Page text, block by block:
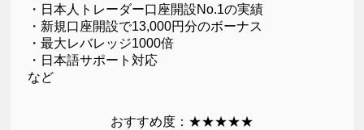
・日本人トレーダー口座開設No.1の実績
・新規口座開設で13,000円分のボーナス
・最大レバレッジ1000倍
・日本語サポート対応
など
おすすめ度：★★★★★